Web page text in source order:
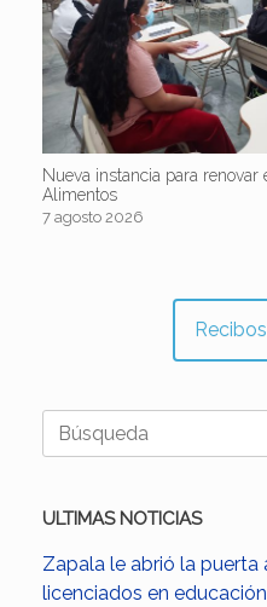
Nueva instancia para
Alimentos
7 agosto 2026
Buscar:
ULTIMAS NOTICIAS
Zapala le abrió la
licenciados en educación